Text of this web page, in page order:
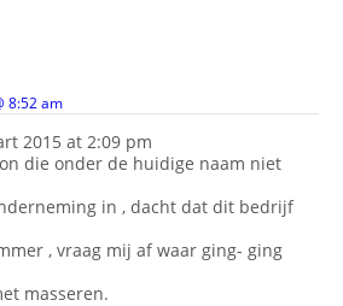
8:52 am
2015 at 2:09 pm
die onder de huidige naam niet
in , dacht dat dit bedrijf
, vraag mij af waar ging- ging
masseren.